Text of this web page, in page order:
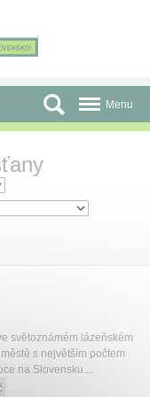
Menu
světoznámém lázeňském
s největším počtem
na Slovensku....